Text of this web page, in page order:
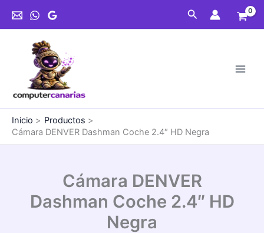
Buscar
Inicio
Productos
Cámara DENVER Dashman Coche 2.4″ HD Negra
Cámara DENVER
Dashman Coche 2.4″ HD
Negra
Coche
2.4"
Negra
cantidad